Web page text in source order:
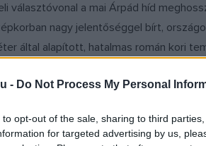
- Do Not Process My Personal
to opt-out of the sale, sharing to third
for targeted advertising by us,
választóvonal a mai Árpád híd
nagy jelentőséggel bírt,
által alapított, hatalmas román kori
járó pusztítás vetett véget, az itt
IV. Béla már a mai Várhegyen kezd
részt kezdik Budaként, a mai